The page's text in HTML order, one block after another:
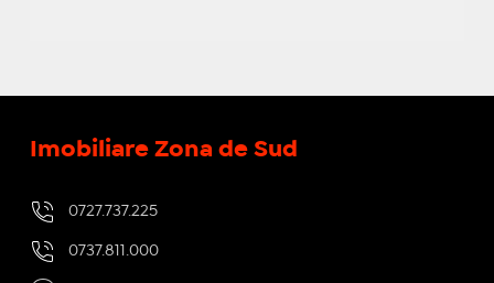
Imobiliare Zona de Sud
0727.737.225
0737.811.000